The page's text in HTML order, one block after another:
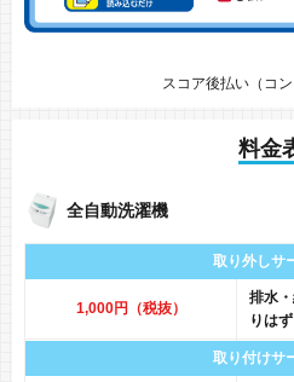
スコア後払い（コン
料金
全自動洗濯機
取り外しサ
1,000円（税抜）
排水
りは
取り付けサ